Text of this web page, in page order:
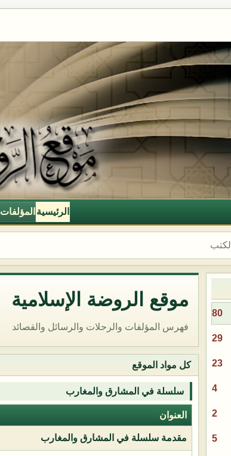
الرئيسية المؤلفات
80
29
23
4
2
5
موقع الروضة الإسلامية
فهرس المؤلفات والرحلات والرسائل والقصائد
كل مواد الموقع
سلسلة في المشارق والمغارب
العنوان
مقدمة سلسلة في المشارق والمغارب